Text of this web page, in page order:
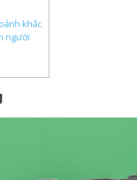
khắc
người